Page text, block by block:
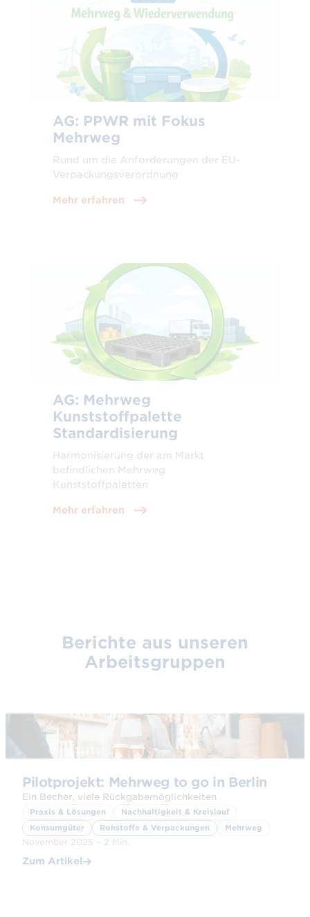
AG: PPWR mit Fokus
Mehrweg
Rund um die Anforderungen der EU-
Verpackungsverordnung
Mehr erfahren
AG: Mehrweg
Kunststoffpalette
Standardisierung
Harmonisierung der am Markt
befindlichen Mehrweg
Kunststoffpaletten
Mehr erfahren
Berichte aus unseren
Arbeitsgruppen
© AdobeStock
Pilotprojekt: Mehrweg to go in Berlin
Ein Becher, viele Rückgabemöglichkeiten
Praxis & Lösungen
Nachhaltigkeit & Kreislauf
Konsumgüter
Rohstoffe & Verpackungen Mehrweg
November 2025 – 2 Min.
Zum Artikel